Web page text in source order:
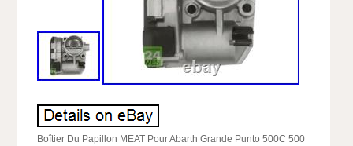
Boîtier Du Papillon MEAT Pour Abarth Grande Punto 500C 500